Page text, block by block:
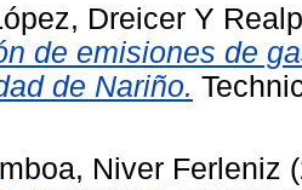
Dreicer Y
de emisiones de
de Nariño.
Niver Ferleniz